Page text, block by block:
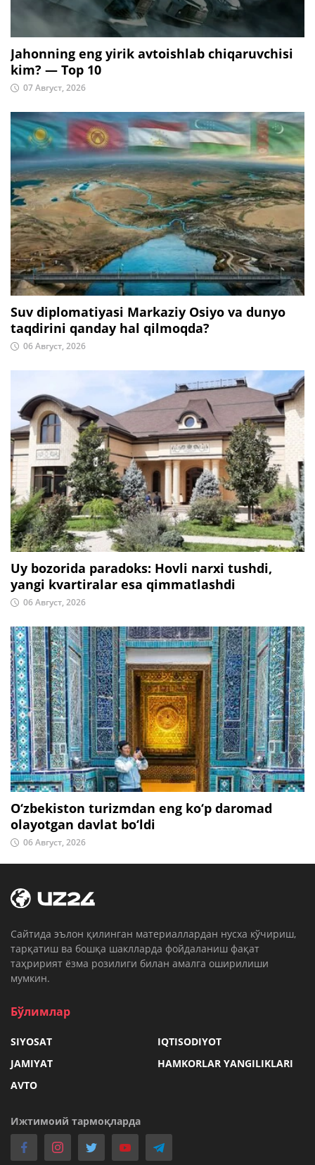
Jahonning eng yirik avtoishlab chiqaruvchisi
kim? — Top 10
07 Август, 2026
Suv diplomatiyasi Markaziy Osiyo va dunyo
taqdirini qanday hal qilmoqda?
06 Август, 2026
Uy bozorida paradoks: Hovli narxi tushdi,
yangi kvartiralar esa qimmatlashdi
06 Август, 2026
O‘zbekiston turizmdan eng ko‘p daromad
olayotgan davlat bo‘ldi
06 Август, 2026
Cайтида эълон қилинган материаллардан нусха кўчириш,
тарқатиш ва бошқа шаклларда фойдаланиш фақат
таҳририят ёзма розилиги билан амалга оширилиши
мумкин.
Бўлимлар
SIYOSAT
IQTISODIYOT
JAMIYAT
HAMKORLAR YANGILIKLARI
AVTO
Ижтимоий тармоқларда